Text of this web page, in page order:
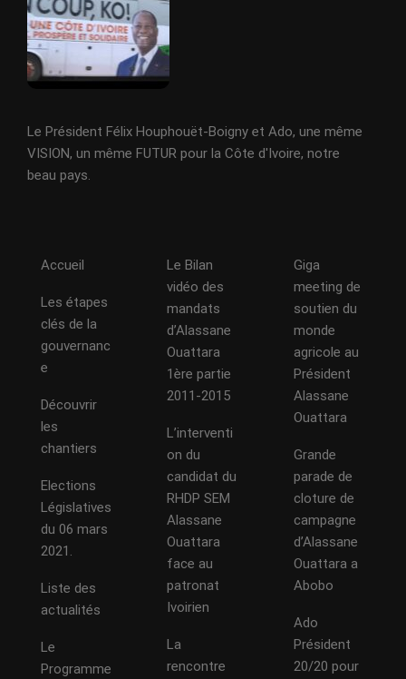
Le Président Félix Houphouët-Boigny et Ado, une même
VISION, un même FUTUR pour la Côte d'Ivoire, notre
beau pays.
Accueil
Les étapes
clés de la
gouvernanc
e
Découvrir
les
chantiers
Elections
Législatives
du 06 mars
2021.
Liste des
actualités
Le
Programme
Le Bilan
vidéo des
mandats
d’Alassane
Ouattara
1ère partie
2011-2015
L’interventi
on du
candidat du
RHDP SEM
Alassane
Ouattara
face au
patronat
Ivoirien
La
rencontre
Giga
meeting de
soutien du
monde
agricole au
Président
Alassane
Ouattara
Grande
parade de
cloture de
campagne
d’Alassane
Ouattara a
Abobo
Ado
Président
20/20 pour